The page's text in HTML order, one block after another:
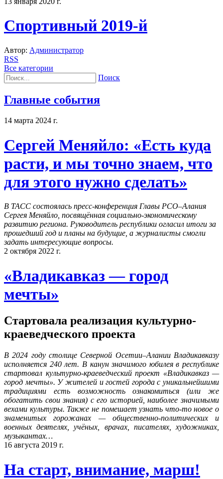
Спортивный 2019-й
Автор: Администратор
RSS
Все категории
Поиск
Главные события
14 марта 2024 г.
Сергей Меняйло: «Есть куда
расти, и мы точно знаем, что
для этого нужно сделать»
В ТАСС состоялась пресс-конференция Главы РСО–Алания
Сергея Меняйло, посвящённая социально-экономическому
развитию региона. Руководитель республики огласил итоги за
прошедший год и планы на будущие, а журналисты смогли
задать интересующие вопросы.
2 октября 2022 г.
«Владикавказ — город
мечты»
Стартовала реализация культурно-
краеведческого проекта
В 2024 году столице Северной Осетии–Алании Владикавказу
исполняется 240 лет. В канун значимого юбилея в республике
стартовал культурно-краеведческий проект «Владикавказ —
город мечты». У жителей и гостей города с уникальнейшими
традициями есть возможность ознакомиться (или же
обогатить свои знания) с его историей, наиболее значимыми
вехами культуры. Также не помешает узнать что-то новое о
знаменитых горожанах — общественно-политических и
военных деятелях, учёных, врачах, писателях, художниках,
музыкантах…
16 августа 2019 г.
На старт, внимание, марш!